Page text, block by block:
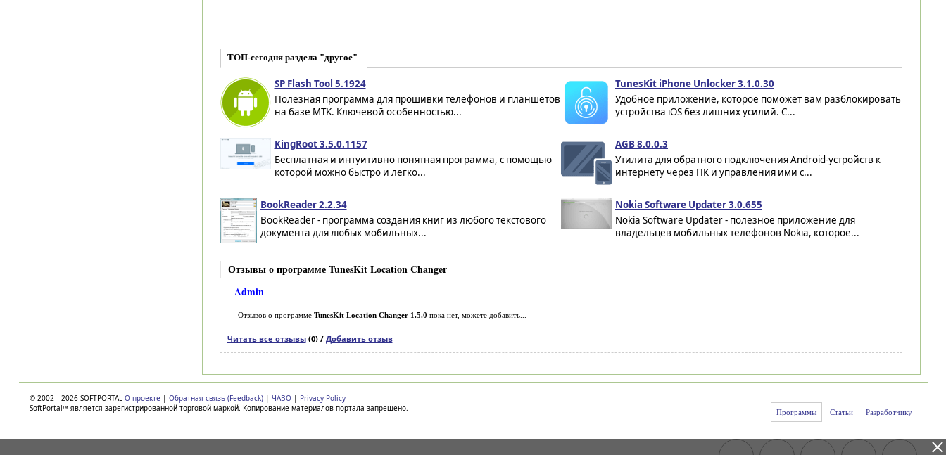
ТОП-сегодня раздела "другое"
SP Flash Tool 5.1924
Полезная программа для прошивки телефонов и планшетов
на базе MTK. Ключевой особенностью...
TunesKit iPhone Unlocker 3.1.0.30
Удобное приложение, которое поможет вам разблокировать
устройства iOS без лишних усилий. С...
KingRoot 3.5.0.1157
Бесплатная и интуитивно понятная программа, с помощью
которой можно быстро и легко...
AGB 8.0.0.3
Утилита для обратного подключения Android-устройств к
интернету через ПК и управления ими с...
BookReader 2.2.34
BookReader - программа создания книг из любого текстового
документа для любых мобильных...
Nokia Software Updater 3.0.655
Nokia Software Updater - полезное приложение для
владельцев мобильных телефонов Nokia, которое...
Отзывы о программе TunesKit Location Changer
Admin
Отзывов о программе TunesKit Location Changer 1.5.0 пока нет, можете добавить...
Читать все отзывы(0) / Добавить отзыв
© 2002—2026 SOFTPORTAL О проекте | Обратная связь (Feedback) | ЧАВО | Privacy Policy
SoftPortal™ является зарегистрированной торговой маркой. Копирование материалов портала запрещено.
Программы Статьи Разработчику